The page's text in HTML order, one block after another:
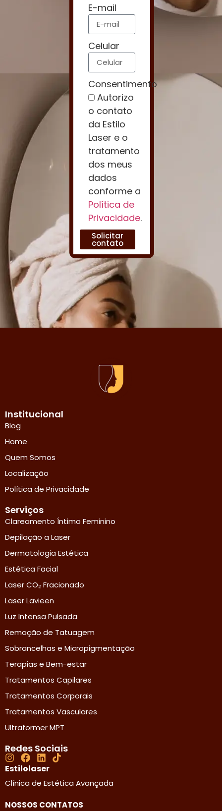
E-mail
Celular
Consentimento
Autorizo
o contato
da Estilo
Laser e o
tratamento
dos meus
dados
conforme a
Política de
Privacidade.
Solicitar
contato
Institucional
Blog
Home
Quem Somos
Localização
Política de Privacidade
Serviços
Clareamento Íntimo Feminino
Depilação a Laser
Dermatologia Estética
Estética Facial
Laser CO₂ Fracionado
Laser Lavieen
Luz Intensa Pulsada
Remoção de Tatuagem
Sobrancelhas e Micropigmentação
Terapias e Bem-estar
Tratamentos Capilares
Tratamentos Corporais
Tratamentos Vasculares
Ultraformer MPT
Redes Sociais
Estilolaser
Clínica de Estética Avançada
NOSSOS CONTATOS